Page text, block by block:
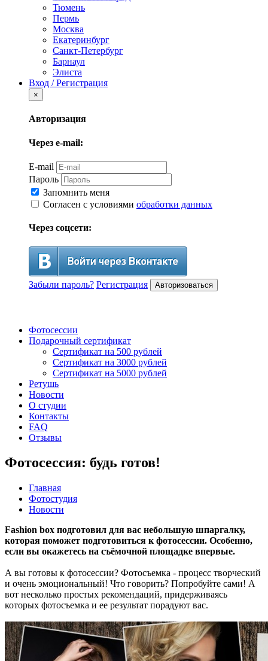
Тюмень
Пермь
Москва
Екатеринбург
Санкт-Петербург
Барнаул
Элиста
Вход / Регистрация
×
Авторизация
Через e-mail:
E-mail
Пароль
Запомнить меня
Согласен с условиями обработки данных
Через соцсети:
Забыли пароль? Регистрация Авторизоваться
Фотосессии
Подарочный сертификат
Сертификат на 500 рублей
Сертификат на 3000 рублей
Сертификат на 5000 рублей
Ретушь
Новости
О студии
Контакты
FAQ
Отзывы
Фотосессия: будь готов!
Главная
Фотостудия
Новости
Fashion box подготовил для вас небольшую шпаргалку,
которая поможет подготовиться к фотосессии. Особенно,
если вы окажетесь на съёмочной площадке впервые.
А вы готовы к фотосессии? Фотосъемка - процесс творческий
и очень эмоциональный! Что говорить? Попробуйте сами! А
вот несколько простых рекомендаций, придерживаясь
которых фотосъемка и ее результат порадуют вас.